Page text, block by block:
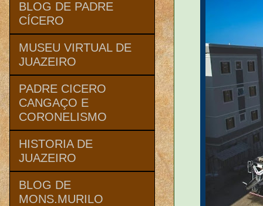
BLOG DE PADRE
CÍCERO
MUSEU VIRTUAL DE
JUAZEIRO
PADRE CICERO
CANGAÇO E
CORONELISMO
HISTORIA DE
JUAZEIRO
BLOG DE
MONS.MURILO